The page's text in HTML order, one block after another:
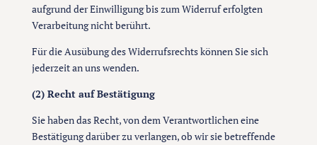
aufgrund der Einwilligung bis zum Widerruf erfolgten
Verarbeitung nicht berührt.
Für die Ausübung des Widerrufsrechts können Sie sich
jederzeit an uns wenden.
(2) Recht auf Bestätigung
Sie haben das Recht, von dem Verantwortlichen eine
Bestätigung darüber zu verlangen, ob wir sie betreffende